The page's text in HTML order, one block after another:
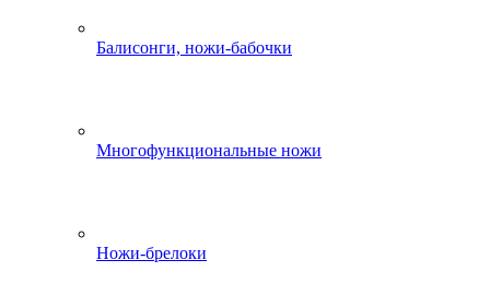
Балисонги, ножи-бабочки
Многофункциональные ножи
Ножи-брелоки